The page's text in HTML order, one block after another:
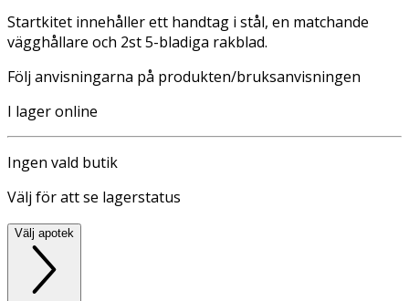
Startkitet innehåller ett handtag i stål, en matchande
vägghållare och 2st 5-bladiga rakblad.
Följ anvisningarna på produkten/bruksanvisningen
I lager online
Ingen vald butik
Välj för att se lagerstatus
Välj apotek